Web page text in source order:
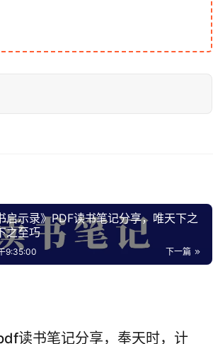
启示录》PDF读书笔记分享，唯天下之
之至巧
下一篇
9:35:00
读书笔记分享，奉天时，计